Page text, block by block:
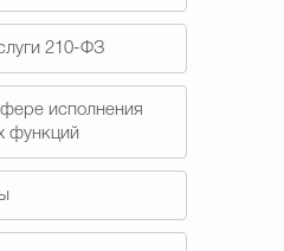
Городского округа
информируют
210-ФЗ
исполнения
функций